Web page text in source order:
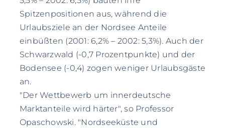
Spitzenpositionen aus, während die
Urlaubsziele an der Nordsee Anteile
einbüßten (2001: 6,2% – 2002: 5,3%). Auch der
Schwarzwald (-0,7 Prozentpunkte) und der
Bodensee (-0,4) zogen weniger Urlaubsgäste
an.
"Der Wettbewerb um innerdeutsche
Marktanteile wird härter", so Professor
Opaschowski. "Nordseeküste und